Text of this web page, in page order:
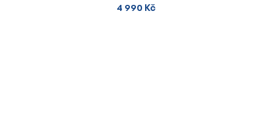
4 990 Kč